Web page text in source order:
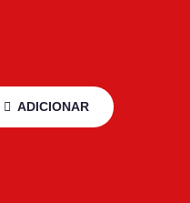
ADICIONAR